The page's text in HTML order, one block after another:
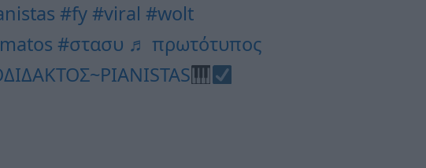
#fy#viral #wolt
#στασυ ♬ πρωτότυπος